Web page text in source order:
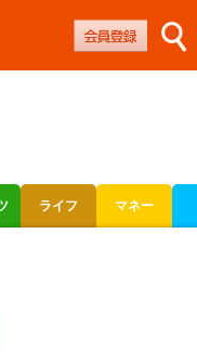
ライフ マネー